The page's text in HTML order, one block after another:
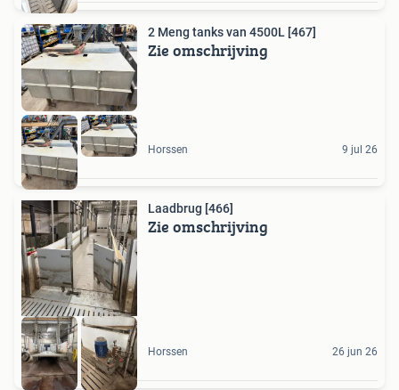
2 Meng tanks van 4500L [467]
Zie omschrijving
Horssen 9 jul 26
Laadbrug [466]
Zie omschrijving
Horssen 26 jun 26